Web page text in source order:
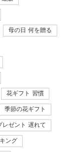
母の日 何を贈る
花ギフト 習慣
季節の花ギフト
レゼント 遅れて
ング